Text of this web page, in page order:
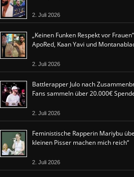
2. Juli 2026
„Keinen Funken Respekt vor
ApoRed, Kaan Yavi und
2. Juli 2026
Battlerapper Julo nach
Fans sammeln über 20.000€
2. Juli 2026
Feministische Rapperin Mariybu
kleinen Pisser machen mich reich“
2. Juli 2026